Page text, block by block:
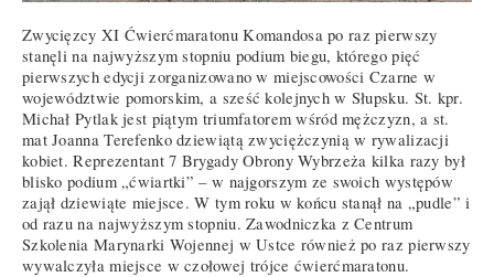
Zwycięzcy XI Ćwierćmaratonu Komandosa po raz pierwszy
stanęli na najwyższym stopniu podium biegu, którego pięć
pierwszych edycji zorganizowano w miejscowości Czarne w
województwie pomorskim, a sześć kolejnych w Słupsku. St. kpr.
Michał Pytlak jest piątym triumfatorem wśród mężczyzn, a st.
mat Joanna Terefenko dziewiątą zwyciężczynią w rywalizacji
kobiet. Reprezentant 7 Brygady Obrony Wybrzeża kilka razy był
blisko podium „ćwiartki” – w najgorszym ze swoich występów
zajął dziewiąte miejsce. W tym roku w końcu stanął na „pudle” i
od razu na najwyższym stopniu. Zawodniczka z Centrum
Szkolenia Marynarki Wojennej w Ustce również po raz pierwszy
wywalczyła miejsce w czołowej trójce ćwierćmaratonu.